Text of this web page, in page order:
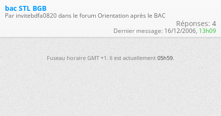
bac STL BGB
Par invitebdfa0820 dans le forum Orientation après le BAC
Réponses: 4
Dernier message: 16/12/2006, 13h09
Fuseau horaire GMT +1. Il est actuellement05h59.